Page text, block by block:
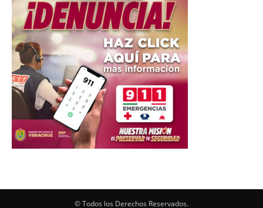
© Todos los Derechos Reservados.